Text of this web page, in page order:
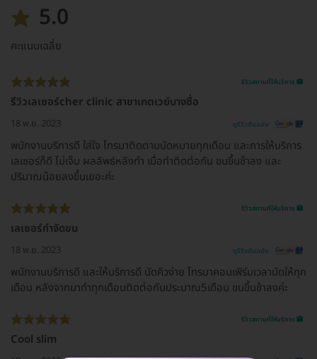
5.0
คะแนนเฉลี่ย
รีวิวสถานที่ให้บริการ 🏥
รีวิวเลเซอร์cher clinic สาขาเกตเวย์บางซื่อ
18 พ.ย. 2023 ดูรีวิวต้นฉบับ
พนักงานบริการดี ใส่ใจ โทรมาติดตามนัดหมายทุกเดือน และการให้บริการ
เลเซอร์ก็ดี ไม่เจ็บ ผลลัพธ์หลังทำ เมื่อทำติดต่อกัน ขนขึ้นช้าลง และ
ปริมาณน้อยลงขึ้นเยอะค่ะ
รีวิวสถานที่ให้บริการ 🏥
เลเซอร์กำจัดขน
18 พ.ย. 2023 ดูรีวิวต้นฉบับ
พนักงานบริการดี และให้บริการดี นัดคิวง่าย โทรมาคอนเฟิร์มเวลานัดให้ทุก
เดือน หลังจากมาทำทุกเดือนติดต่อกันประมาณ5เดือน ขนขึ้นช้าลงค่ะ
รีวิวสถานที่ให้บริการ 🏥
Cool slim